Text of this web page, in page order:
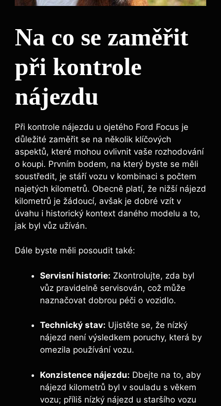
Na co se zaměřit
při kontrole
nájezdu
Při kontrole nájezdu u ojetého Ford Focus je
důležité zaměřit se na několik klíčových
aspektů, které mohou ovlivnit vaše rozhodování
o koupi. Prvním bodem, na který byste se měli
soustředit, je stáří vozu v kombinaci s počtem
najetých kilometrů. Obecně platí, že nižší nájezd
kilometrů je žádoucí, avšak je dobré vzít v
úvahu i historický kontext daného modelu a to,
jak byl vůz užíván.
Dále byste měli posoudit také:
Servisní historie: Zkontrolujte, zda byl
vůz pravidelně servisován, což může
naznačovat dobrou péči o vozidlo.
Technický stav: Ujistěte se, že nízký
nájezd není výsledkem poruchy, která by
omezila používání vozu.
Konzistence nájezdu: Dbejte na to, aby
nájezd kilometrů byl v souladu s věkem
vozu; příliš nízký nájezd u staršího vozu